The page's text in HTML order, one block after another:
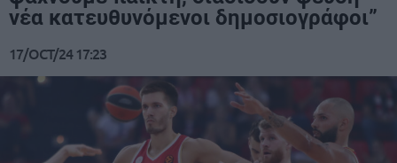
νέα κατευθυνόμενοι δημοσιογράφοι”
17/OCT/24 17:23